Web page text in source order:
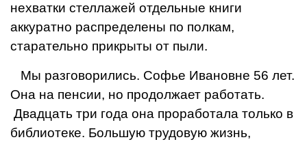
нехватки стеллажей отдельные книги
аккуратно распределены по полкам,
старательно прикрыты от пыли.
Мы разговорились. Софье Ивановне 56 лет.
Она на пен­сии, но продолжает работать.
Двадцать три года она проработала только в
библиотеке. Большую трудовую жизнь,